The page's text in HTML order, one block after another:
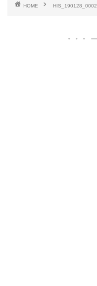
HOME HIS_190128_0002